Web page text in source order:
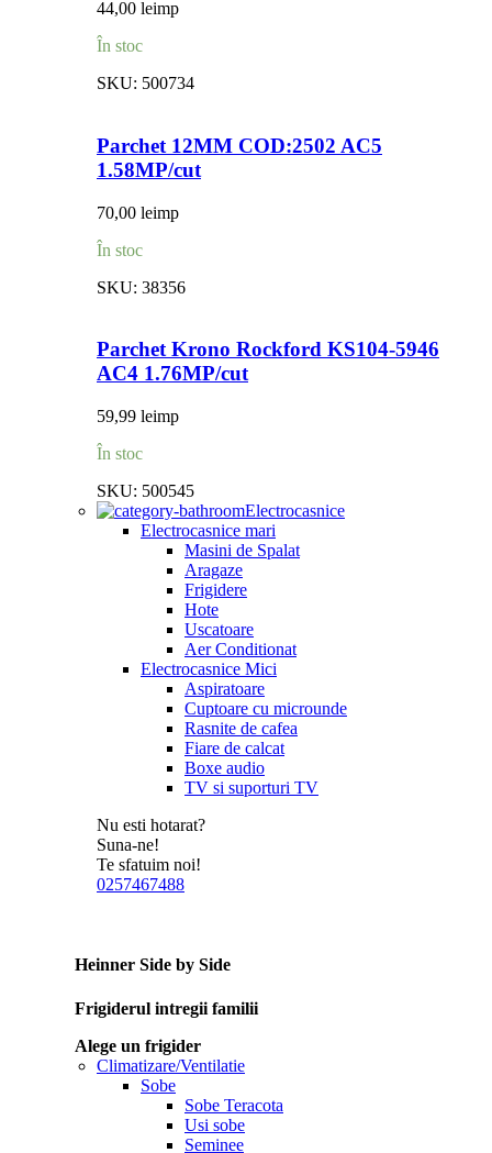
44,00 leimp
În stoc
SKU: 500734
Parchet 12MM COD:2502 AC5
1.58MP/cut
70,00 leimp
În stoc
SKU: 38356
Parchet Krono Rockford KS104-5946
AC4 1.76MP/cut
59,99 leimp
În stoc
SKU: 500545
Electrocasnice
Electrocasnice mari
Masini de Spalat
Aragaze
Frigidere
Hote
Uscatoare
Aer Conditionat
Electrocasnice Mici
Aspiratoare
Cuptoare cu microunde
Rasnite de cafea
Fiare de calcat
Boxe audio
TV si suporturi TV
Nu esti hotarat?
Suna-ne!
Te sfatuim noi!
0257467488
Heinner Side by Side
Frigiderul intregii familii
Alege un frigider
Climatizare/Ventilatie
Sobe
Sobe Teracota
Usi sobe
Seminee